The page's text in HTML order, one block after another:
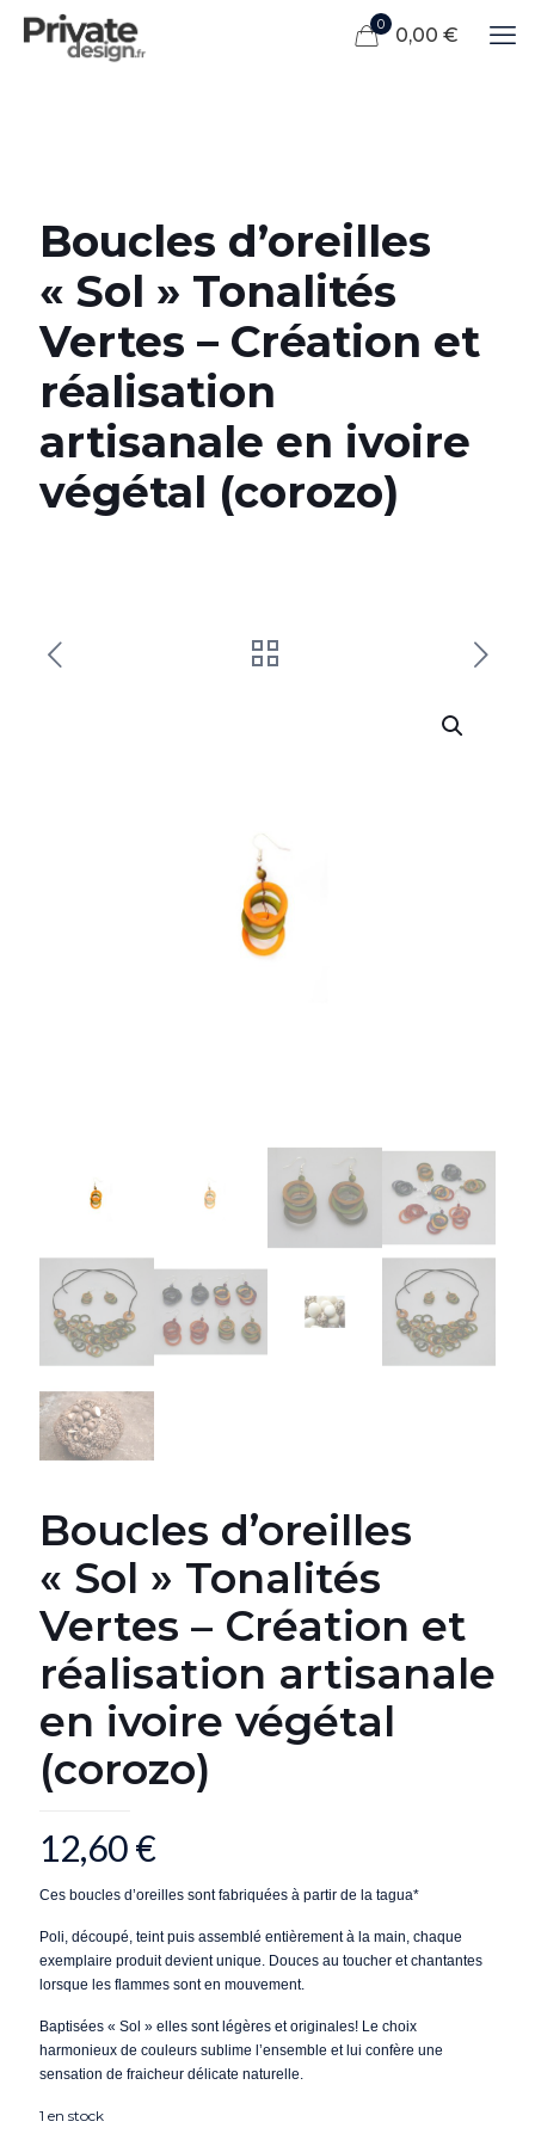
0 0,00 €
Boucles d’oreilles
« Sol » Tonalités
Vertes – Création et
réalisation
artisanale en ivoire
végétal (corozo)
Boucles d’oreilles
« Sol » Tonalités
Vertes – Création et
réalisation artisanale
en ivoire végétal
(corozo)
12,60€
Ces boucles d’oreilles sont fabriquées à partir de la tagua*
Poli, découpé, teint puis assemblé entièrement à la main, chaque
exemplaire produit devient unique. Douces au toucher et chantantes
lorsque les flammes sont en mouvement.
Baptisées « Sol » elles sont légères et originales! Le choix
harmonieux de couleurs sublime l’ensemble et lui confère une
sensation de fraicheur délicate naturelle.
1 en stock